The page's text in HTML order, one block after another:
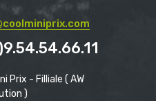
Prix - Filliale ( AW
)